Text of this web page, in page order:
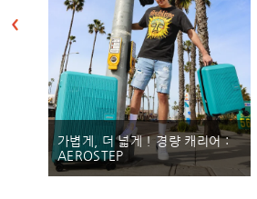
가볍게, 더 넓게 ! 경량 캐리어 :
AEROSTEP